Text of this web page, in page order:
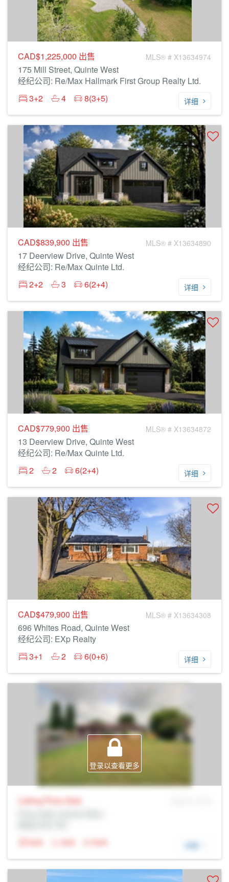
CAD$1,225,000 出售 MLS® # X13634974
175 Mill Street, Quinte West
经纪公司: Re/Max Hallmark First Group Realty Ltd.
3+2
4 8(3+5) 详细
CAD$839,900 出售 MLS® # X13634890
17 Deerview Drive, Quinte West
经纪公司: Re/Max Quinte Ltd.
2+2
3 6(2+4) 详细
CAD$779,900 出售 MLS® # X13634872
13 Deerview Drive, Quinte West
经纪公司: Re/Max Quinte Ltd.
2
2 6(2+4) 详细
CAD$479,900 出售 MLS® # X13634308
696 Whites Road, Quinte West
经纪公司: EXp Realty
3+1
2 6(0+6) 详细
登录以查看更多
Listing Price Sale
N/A
N/A N/A 详细